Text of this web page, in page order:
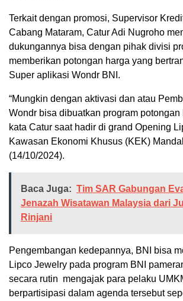
Terkait dengan promosi, Supervisor
Cabang Mataram, Catur Adi Nugroho
dukungannya bisa dengan pihak divisi
memberikan potongan harga yang
Super aplikasi Wondr BNI.
“Mungkin dengan aktivasi dan atau
Wondr bisa dibuatkan program potongan
kata Catur saat hadir di grand Opening
Kawasan Ekonomi Khusus (KEK)
(14/10/2024).
Baca Juga: Tim SAR Gabungan
Jenazah Wisatawan Malaysia dari
Rinjani
Pengembangan kedepannya, BNI bisa
Lipco Jewelry pada program BNI
secara rutin mengajak para pelaku
berpartisipasi dalam agenda tersebut